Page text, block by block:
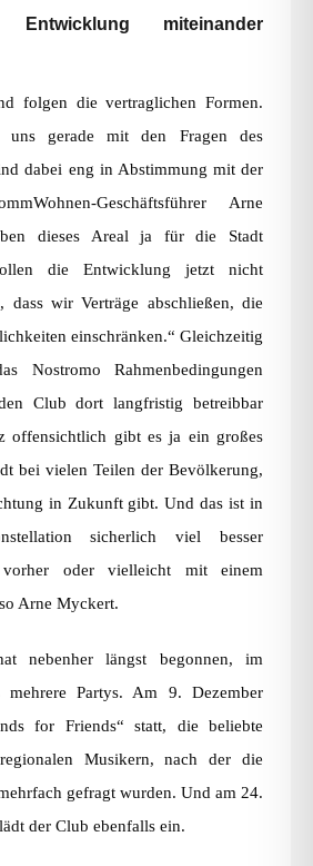
miteinander
folgen die vertraglichen Formen.
uns gerade mit den Fragen des
dabei eng in Abstimmung mit der
Geschäftsführer Arne
dieses Areal ja für die Stadt
die Entwicklung jetzt nicht
dass wir Verträge abschließen, die
einschränken.“ Gleichzeitig
Nostromo Rahmenbedingungen
Club dort langfristig betreibbar
offensichtlich gibt es ja ein großes
bei vielen Teilen der Bevölkerung,
in Zukunft gibt. Und das ist in
sicherlich viel besser
vorher oder vielleicht mit einem
Arne Myckert.
nebenher längst begonnen, im
mehrere Partys. Am 9. Dezember
for Friends“ statt, die beliebte
Musikern, nach der die
gefragt wurden. Und am 24.
der Club ebenfalls ein.